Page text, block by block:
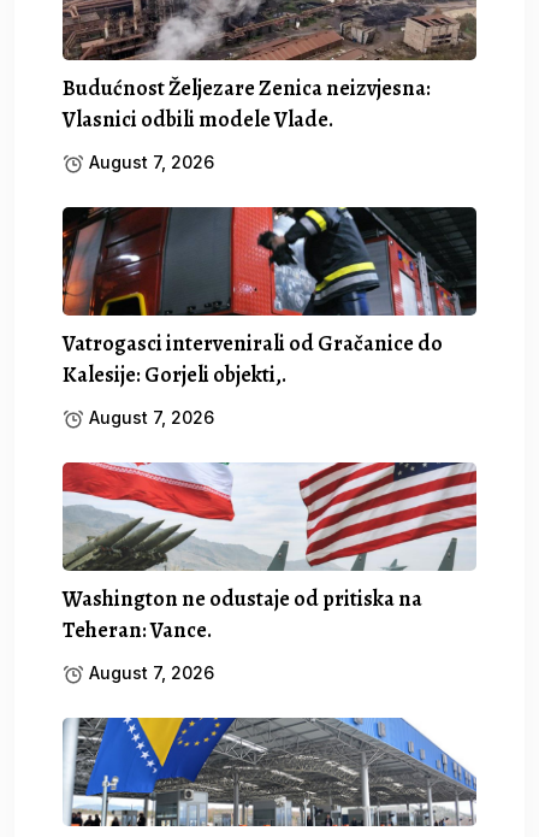
Budućnost Željezare Zenica neizvjesna:
Vlasnici odbili modele Vlade.
August 7, 2026
Vatrogasci intervenirali od Gračanice do
Kalesije: Gorjeli objekti,.
August 7, 2026
Washington ne odustaje od pritiska na
Teheran: Vance.
August 7, 2026